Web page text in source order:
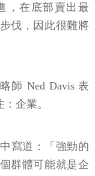
，在底部賣出最
伐，因此很難將
師 Ned Davis 表
企業。
寫道：「強勁的
群體可能就是企